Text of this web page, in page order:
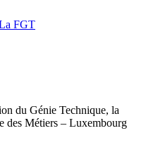
FGT
du Génie Technique, la
des Métiers – Luxembourg